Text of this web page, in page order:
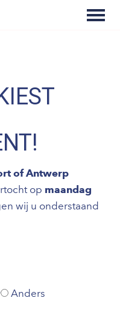
of Antwerp
op maandag
wij u onderstaand
Anders